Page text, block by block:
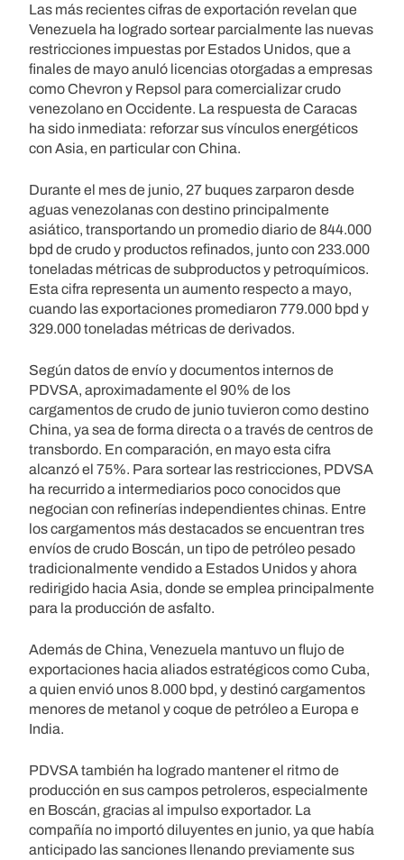
Las más recientes cifras de exportación revelan que
Venezuela ha logrado sortear parcialmente las nuevas
restricciones impuestas por Estados Unidos, que a
finales de mayo anuló licencias otorgadas a empresas
como Chevron y Repsol para comercializar crudo
venezolano en Occidente. La respuesta de Caracas
ha sido inmediata: reforzar sus vínculos energéticos
con Asia, en particular con China.
Durante el mes de junio, 27 buques zarparon desde
aguas venezolanas con destino principalmente
asiático, transportando un promedio diario de 844.000
bpd de crudo y productos refinados, junto con 233.000
toneladas métricas de subproductos y petroquímicos.
Esta cifra representa un aumento respecto a mayo,
cuando las exportaciones promediaron 779.000 bpd y
329.000 toneladas métricas de derivados.
Según datos de envío y documentos internos de
PDVSA, aproximadamente el 90% de los
cargamentos de crudo de junio tuvieron como destino
China, ya sea de forma directa o a través de centros de
transbordo. En comparación, en mayo esta cifra
alcanzó el 75%. Para sortear las restricciones, PDVSA
ha recurrido a intermediarios poco conocidos que
negocian con refinerías independientes chinas. Entre
los cargamentos más destacados se encuentran tres
envíos de crudo Boscán, un tipo de petróleo pesado
tradicionalmente vendido a Estados Unidos y ahora
redirigido hacia Asia, donde se emplea principalmente
para la producción de asfalto.
Además de China, Venezuela mantuvo un flujo de
exportaciones hacia aliados estratégicos como Cuba,
a quien envió unos 8.000 bpd, y destinó cargamentos
menores de metanol y coque de petróleo a Europa e
India.
PDVSA también ha logrado mantener el ritmo de
producción en sus campos petroleros, especialmente
en Boscán, gracias al impulso exportador. La
compañía no importó diluyentes en junio, ya que había
anticipado las sanciones llenando previamente sus